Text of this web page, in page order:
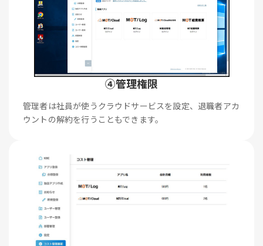
④管理権限
管理者は社員が使うクラウドサービスを設定、退職者アカ
ウントの解約を行うこともできます。